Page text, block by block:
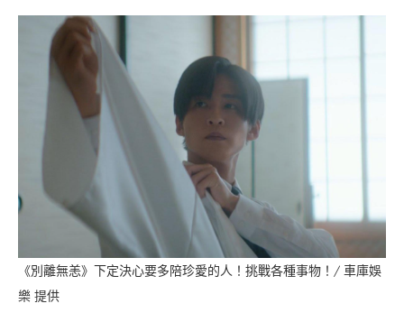
《別離無恙》下定決心要多陪珍愛的人！挑戰各種事物！/ 車庫娛
樂 提供